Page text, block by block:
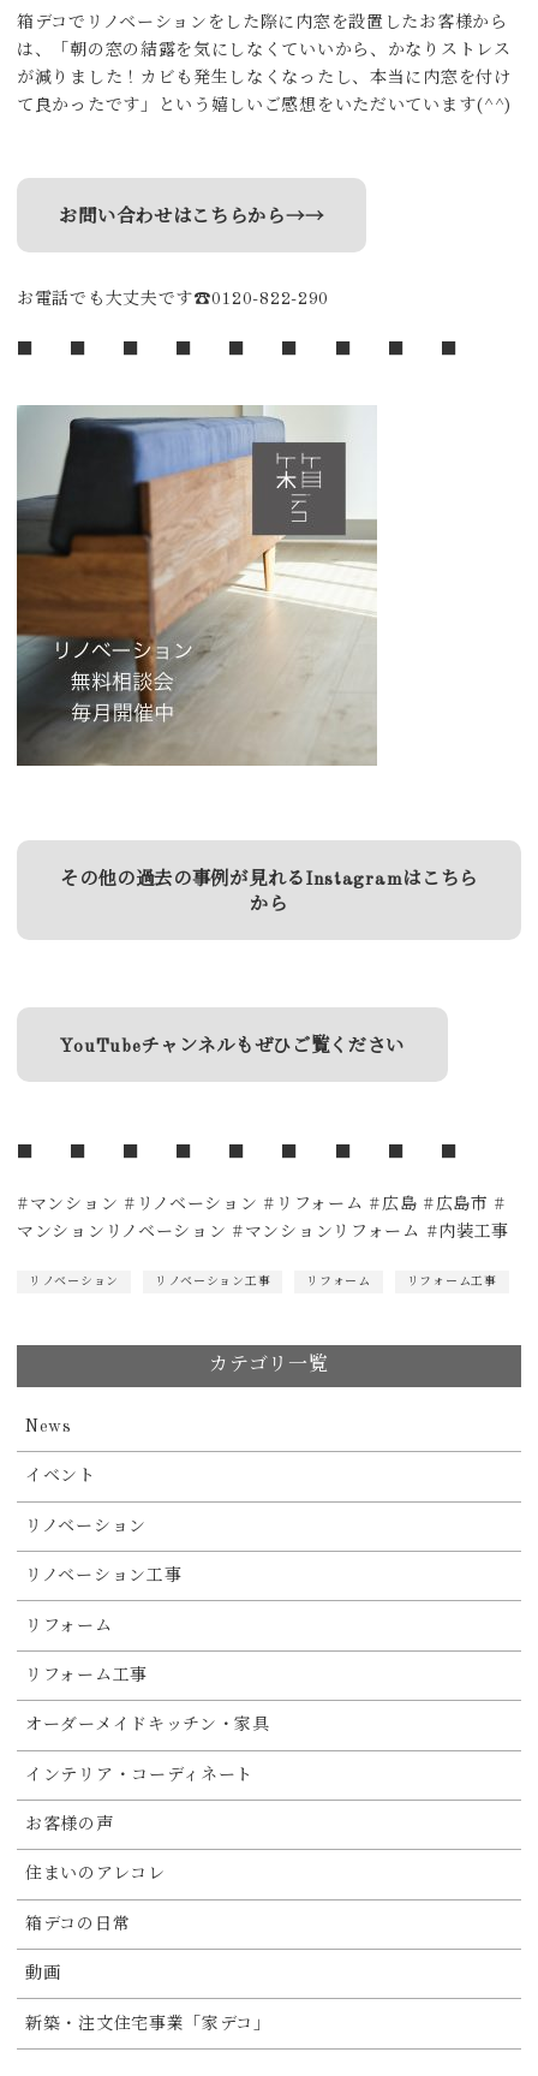
箱デコでリノベーションをした際に内窓を設置したお客様から
は、「朝の窓の結露を気にしなくていいから、かなりストレス
が減りました！カビも発生しなくなったし、本当に内窓を付け
て良かったです」という嬉しいご感想をいただいています(^^)
お問い合わせはこちらから→→
お電話でも大丈夫です☎0120-822-290
その他の過去の事例が見れるInstagramはこちら
から
YouTubeチャンネルもぜひご覧ください
#マンション #リノベーション #リフォーム #広島 #広島市 #
マンションリノベーション #マンションリフォーム #内装工事
リノベーション リノベーション工事 リフォーム リフォーム工事
カテゴリ一覧
News
イベント
リノベーション
リノベーション工事
リフォーム
リフォーム工事
オーダーメイドキッチン・家具
インテリア・コーディネート
お客様の声
住まいのアレコレ
箱デコの日常
動画
新築・注文住宅事業「家デコ」